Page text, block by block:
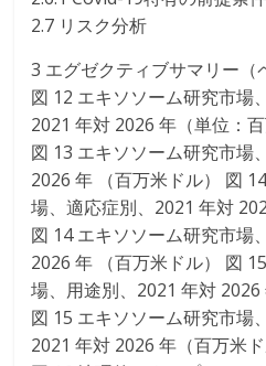
2.7 リスク分析
3 エグゼクティブサマリー（
図 12 エキソソーム研究市場
2021 年対 2026 年（単位：百
図 13 エキソソーム研究市場
2026 年 （百万米ドル） 図
場、適応症別、2021 年対
図 14 エキソソーム研究市場
2026 年 （百万米ドル） 図
場、用途別、2021 年対
図 15 エキソソーム研究市場
2021 年対 2026 年（百万米ド